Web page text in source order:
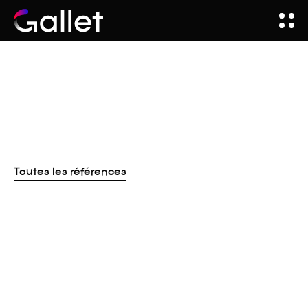
Toutes les références